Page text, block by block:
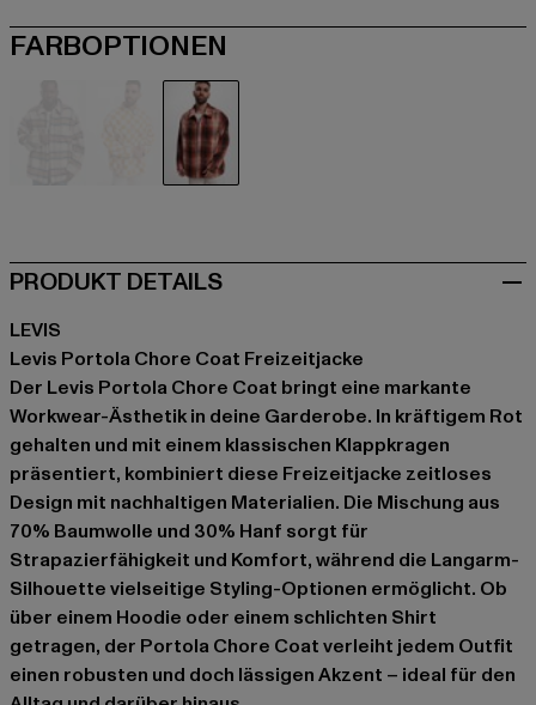
FARBOPTIONEN
PRODUKT DETAILS
LEVIS
Levis Portola Chore Coat Freizeitjacke
Der Levis Portola Chore Coat bringt eine markante
Workwear-Ästhetik in deine Garderobe. In kräftigem Rot
gehalten und mit einem klassischen Klappkragen
präsentiert, kombiniert diese Freizeitjacke zeitloses
Design mit nachhaltigen Materialien. Die Mischung aus
70% Baumwolle und 30% Hanf sorgt für
Strapazierfähigkeit und Komfort, während die Langarm-
Silhouette vielseitige Styling-Optionen ermöglicht. Ob
über einem Hoodie oder einem schlichten Shirt
getragen, der Portola Chore Coat verleiht jedem Outfit
einen robusten und doch lässigen Akzent – ideal für den